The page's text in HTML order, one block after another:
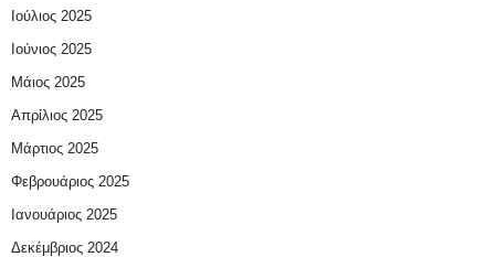
Ιούλιος 2025
Ιούνιος 2025
Μάιος 2025
Απρίλιος 2025
Μάρτιος 2025
Φεβρουάριος 2025
Ιανουάριος 2025
Δεκέμβριος 2024